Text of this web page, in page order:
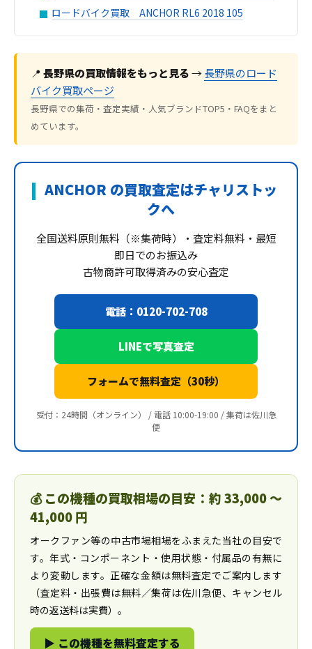
ロードバイク買取 ANCHOR RL6 2018 105
📍長野県の買取情報をもっと見る→長野県のロード
バイク買取ページ
長野県での集荷・査定実績・人気ブランドTOP5・FAQをまと
めています。
ANCHOR の買取査定はチャリストッ
クへ
全国送料原則無料（※集荷時）・査定料無料・最短
即日でのお振込み
古物商許可取得済みの安心査定
電話：0120-702-708
LINEで写真査定
フォームで無料査定（30秒）
受付：24時間（オンライン） / 電話 10:00-19:00 / 集荷は佐川急
便
💰 この機種の買取相場の目安：約 33,000 〜
41,000 円
オークファン等の中古市場相場をふまえた当社の目安で
す。年式・コンポーネント・使用状態・付属品の有無に
より変動します。正確な金額は無料査定でご案内します
（査定料・出張費は無料／集荷は佐川急便、キャンセル
時の返送料は実費）。
▶ この機種を無料査定する